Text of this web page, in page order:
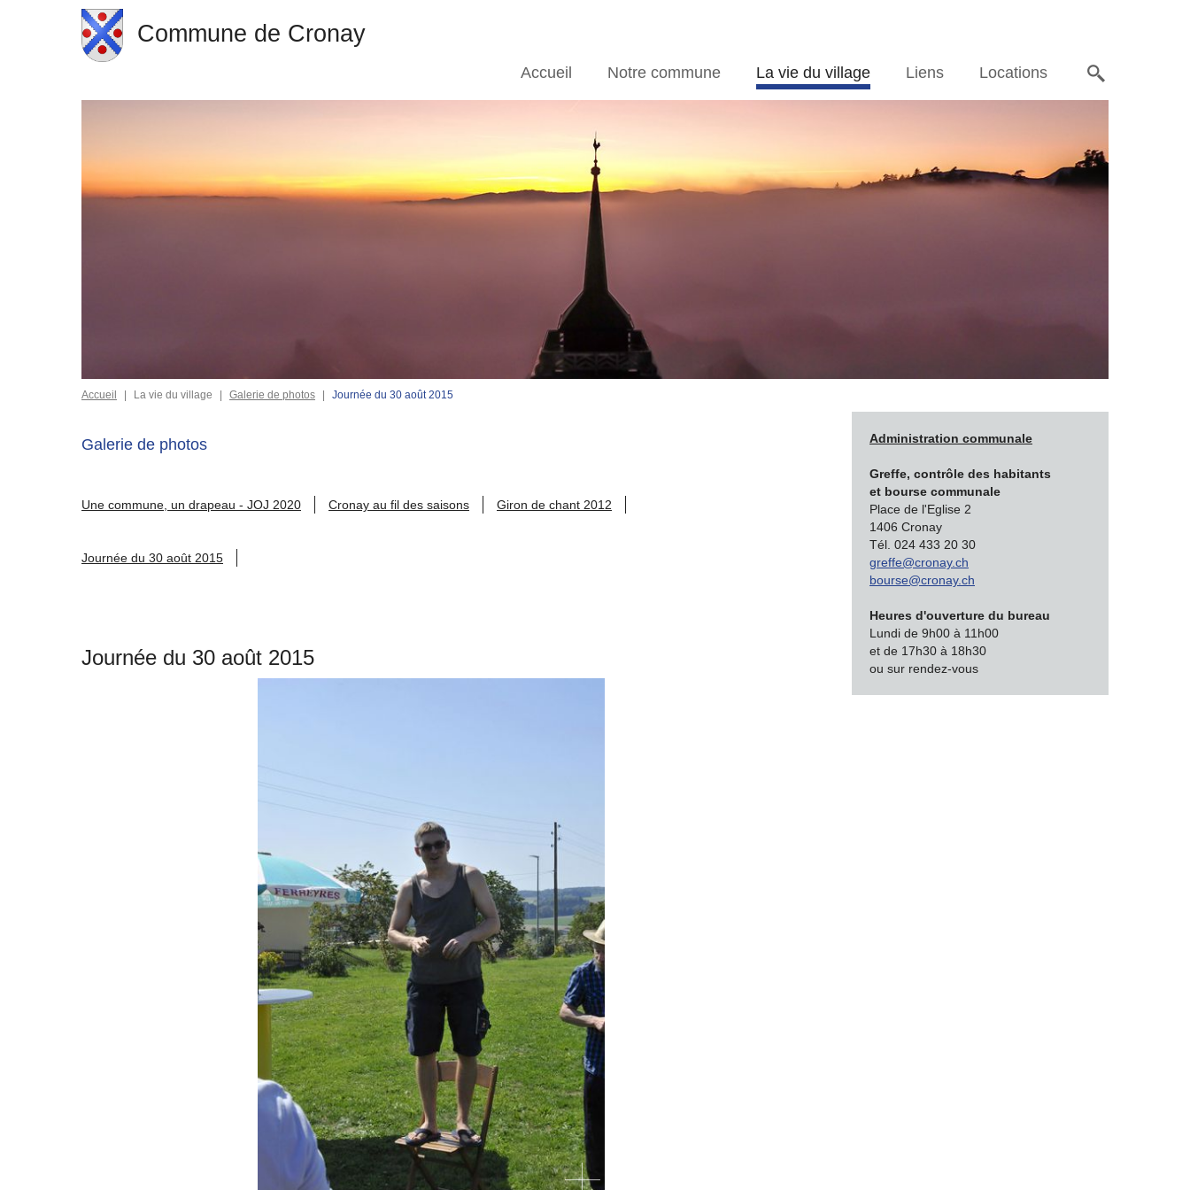
Commune de Cronay
Accueil Notre commune La vie du village Liens Locations
Accueil La vie du village Galerie de photos Journée du 30 août 2015
Galerie de photos
Une commune, un drapeau - JOJ 2020 Cronay au fil des saisons Giron de chant 2012
Journée du 30 août 2015
Journée du 30 août 2015
Administration communale
Greffe, contrôle des habitants
et bourse communale
Place de l'Eglise 2
1406 Cronay
Tél. 024 433 20 30
greffe@cronay.ch
bourse@cronay.ch
Heures d'ouverture du bureau
Lundi de 9h00 à 11h00
et de 17h30 à 18h30
ou sur rendez-vous